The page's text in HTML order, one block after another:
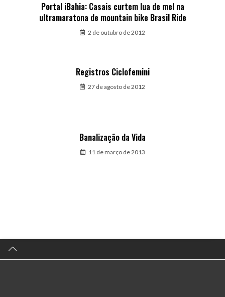
Portal iBahia: Casais curtem lua de mel na
ultramaratona de mountain bike Brasil Ride
2 de outubro de 2012
Registros Ciclofemini
27 de agosto de 2012
Banalização da Vida
11 de março de 2013